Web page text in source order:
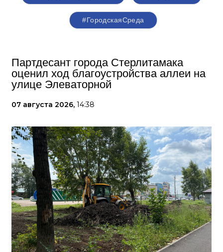
#ГородскаяСреда
Партдесант города Стерлитамака
оценил ход благоустройства аллеи на
улице Элеваторной
07 августа 2026, 14:38